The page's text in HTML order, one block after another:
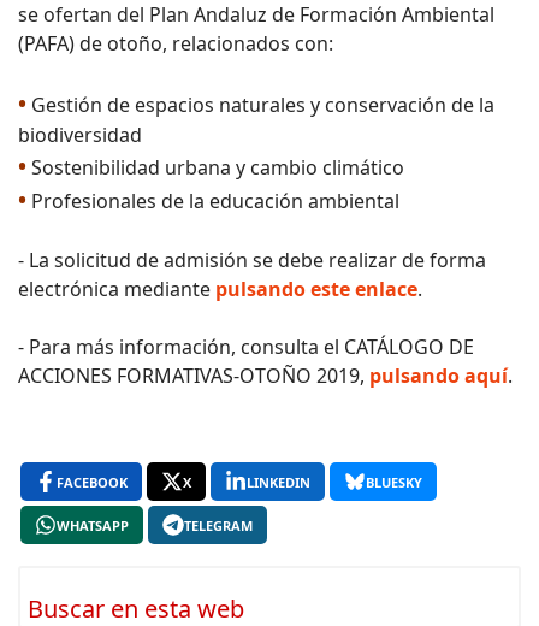
se ofertan del Plan Andaluz de Formación Ambiental
(PAFA) de otoño, relacionados con:
• Gestión de espacios naturales y conservación de la
biodiversidad
• Sostenibilidad urbana y cambio climático
• Profesionales de la educación ambiental
- La solicitud de admisión se debe realizar de forma
electrónica mediante pulsando este enlace.
- Para más información, consulta el CATÁLOGO DE
ACCIONES FORMATIVAS-OTOÑO 2019, pulsando aquí.
FACEBOOK X LINKEDIN BLUESKY
WHATSAPP TELEGRAM
Buscar en esta web